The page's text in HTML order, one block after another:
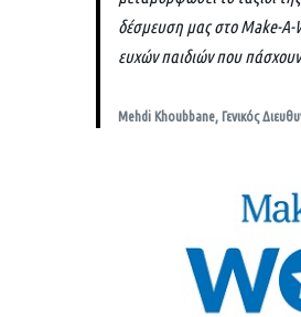
δέσμευση μας στο Make-A-
ευχών παιδιών που
Mehdi Khoubbane, Γενικός